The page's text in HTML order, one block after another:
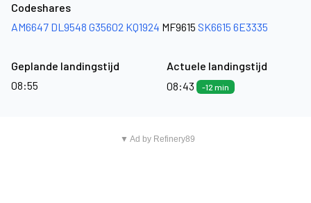
Codeshares
AM6647 DL9548 G35602 KQ1924 MF9615 SK6615 6E3335
Geplande landingstijd
08:55
Actuele landingstijd
08:43
-12 min
▼ Ad by Refinery89